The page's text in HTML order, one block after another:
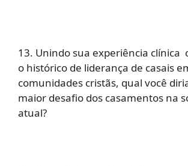
13. Unindo sua experiência clínica
o histórico de liderança de casais
comunidades cristãs, qual você
maior desafio dos casamentos na
atual?